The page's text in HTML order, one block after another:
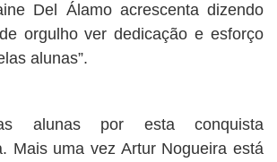
Del Álamo acrescenta dizendo
orgulho ver dedicação e esforço
alunas”.
as alunas por esta conquista
Mais uma vez Artur Nogueira está